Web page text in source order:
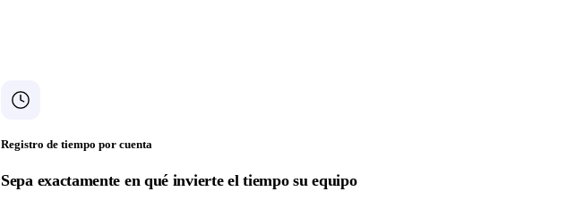
Registro de tiempo por cuenta
Sepa exactamente en qué invierte el tiempo su equipo